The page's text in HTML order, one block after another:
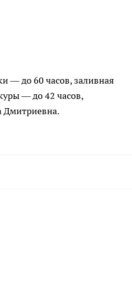
— до 60 часов, заливная
— до 42 часов,
Дмитриевна.